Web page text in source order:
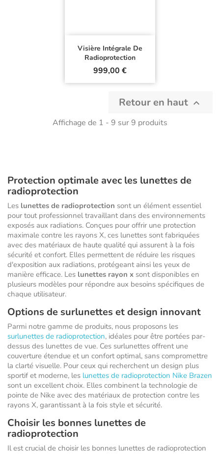
Visière Intégrale De
Radioprotection
Prix
999,00 €
Retour en haut 
Affichage de 1 - 9 sur 9 produits
Protection optimale avec les lunettes de
radioprotection
Les lunettes de radioprotection sont un élément essentiel
pour tout professionnel travaillant dans des environnements
exposés aux radiations. Conçues pour offrir une protection
maximale contre les rayons X, ces lunettes sont fabriquées
avec des matériaux de haute qualité qui assurent à la fois
sécurité et confort. Elles permettent de réduire les risques
d'exposition aux radiations, protégeant ainsi les yeux de
manière efficace. Les lunettes rayon x sont disponibles en
plusieurs modèles pour répondre aux besoins spécifiques de
chaque utilisateur.
Options de surlunettes et design innovant
Parmi notre gamme de produits, nous proposons les
surlunettes de radioprotection, idéales pour être portées par-
dessus des lunettes de vue. Ces surlunettes offrent une
couverture étendue et un confort optimal, sans compromettre
la clarté visuelle. Pour ceux qui recherchent un design plus
sportif et moderne, les lunettes de radioprotection Nike Brazen
sont un excellent choix. Elles combinent la technologie de
pointe de Nike avec des matériaux de protection contre les
rayons X, garantissant à la fois style et sécurité.
Choisir les bonnes lunettes de
radioprotection
Il est crucial de choisir les bonnes lunettes de radioprotection